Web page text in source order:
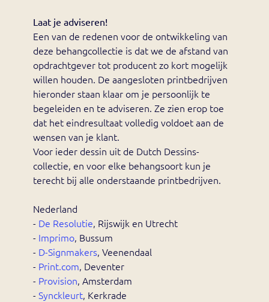
Laat je adviseren!
Een van de redenen voor de ontwikkeling van
deze behangcollectie is dat we de afstand van
opdrachtgever tot producent zo kort mogelijk
willen houden. De aangesloten printbedrijven
hieronder staan klaar om je persoonlijk te
begeleiden en te adviseren. Ze zien erop toe
dat het eindresultaat volledig voldoet aan de
wensen van je klant.
Voor ieder dessin uit de Dutch Dessins-
collectie, en voor elke behangsoort kun je
terecht bij alle onderstaande printbedrijven.
Nederland
- De Resolutie, Rijswijk en Utrecht
- Imprimo, Bussum
- D-Signmakers, Veenendaal
- Print.com, Deventer
- Provision, Amsterdam
- Synckleurt, Kerkrade